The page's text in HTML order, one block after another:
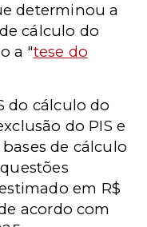
determinou a
cálculo do
a "tese do
do cálculo do
do PIS e
de cálculo
em R$
acordo com